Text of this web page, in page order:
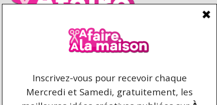
CONDITIONS D’UTILISATION CONTACT
REPRODUCTION ET DROIT D'AUTEUR
AFAIREALAMAISON.COM © 2021 TOUS DROITS